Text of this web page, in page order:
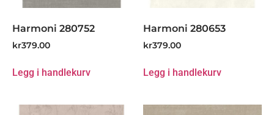
Harmoni 280752
kr379.00
Legg i handlekurv
Harmoni 280653
kr379.00
Legg i handlekurv